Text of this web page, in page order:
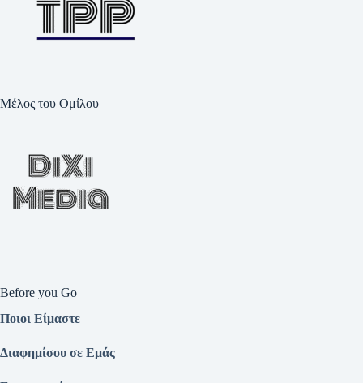
Μέλος του Ομίλου
Before you Go
Ποιοι Είμαστε
Διαφημίσου σε Εμάς